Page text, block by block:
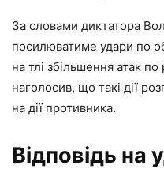
За словами диктатора
посилюватиме удари по
на тлі збільшення атак по
наголосив, що такі дії
на дії противника.
Відповідь на